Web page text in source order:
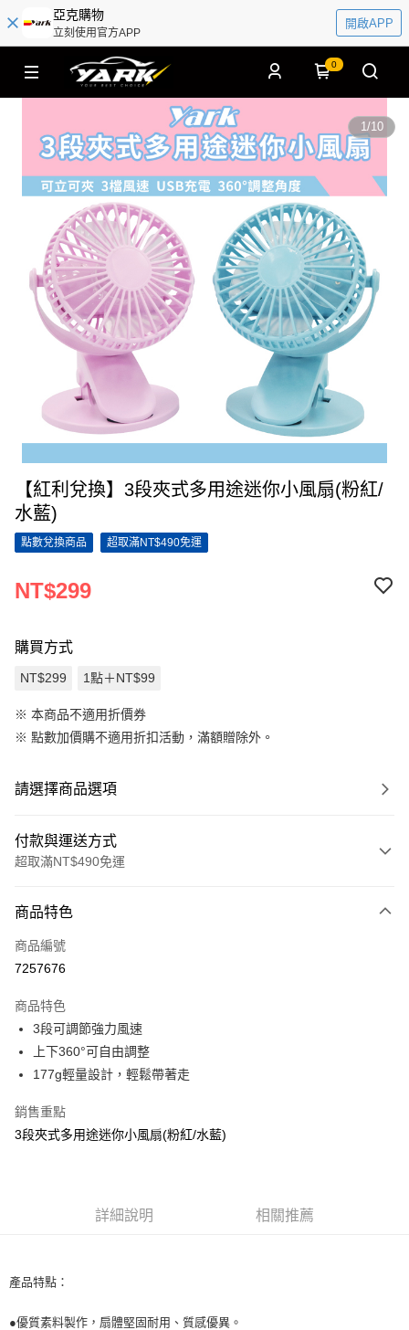
亞克購物
立刻使用官方APP
開啟APP
0
1/10
【紅利兌換】3段夾式多用途迷你小風扇(粉紅/
水藍)
點數兌換商品 超取滿NT$490免運
NT$299
購買方式
NT$299 1點＋NT$99
※ 本商品不適用折價券
※ 點數加價購不適用折扣活動，滿額贈除外。
請選擇商品選項
付款與運送方式
超取滿NT$490免運
信用卡一次付款
超商取貨付款
Apple Pay
街口支付
全盈+PAY
AFTEE先享後付是「在收到商品之後才付款」的支付方式。 讓您購物簡單
３．安心：先確認商品／服務後，再付款。
【「AFTEE先享後付」結帳流程】
全家取貨付款 (運費60$)
每筆NT$70，滿NT$490(含以上)免運費
商品特色
商品編號
7257676
商品特色
3段可調節強力風速
上下360°可自由調整
177g輕量設計，輕鬆帶著走
銷售重點
3段夾式多用途迷你小風扇(粉紅/水藍)
詳細說明 相關推薦
產品特點：
●優質素料製作，扇體堅固耐用、質感優異。